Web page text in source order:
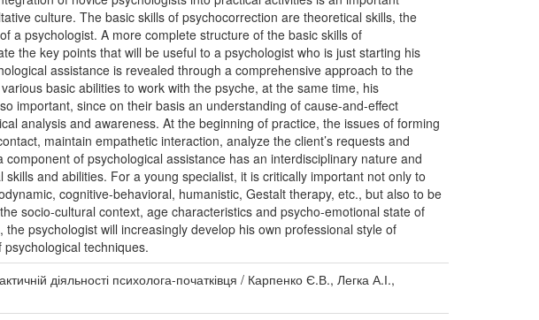
culture. The basic skills of psychocorrection are theoretical skills, the
a psychologist. A more complete structure of the basic skills of
the key points that will be useful to a psychologist who is just starting his
assistance is revealed through a comprehensive approach to the
basic abilities to work with the psyche, at the same time, his
important, since on their basis an understanding of cause-and-effect
analysis and awareness. At the beginning of practice, the issues of forming
maintain empathetic interaction, analyze the client’s requests and
of psychological assistance has an interdisciplinary nature and
and abilities. For a young specialist, it is critically important not only to
cognitive-behavioral, humanistic, Gestalt therapy, etc., but also to be
socio-cultural context, age characteristics and psycho-emotional state of
psychologist will increasingly develop his own professional style of
techniques.
діяльності психолога-початківця / Карпенко Є.В., Легка А.І.,